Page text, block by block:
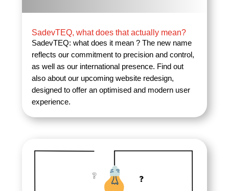
SadevTEQ, what does that actually mean?
SadevTEQ: what does it mean ? The new name
reflects our commitment to precision and control,
as well as our international presence. Find out
also about our upcoming website redesign,
designed to offer an optimised and modern user
experience.